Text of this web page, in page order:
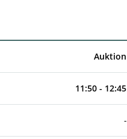
Auktion
11:50 - 12:45
-